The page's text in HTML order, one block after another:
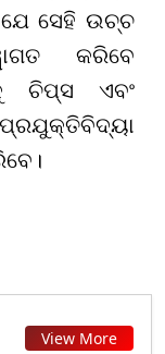
ସେହି ଉଚ୍ଚ
କରିବେ
ଚିପ୍ସ ଏବଂ
View More